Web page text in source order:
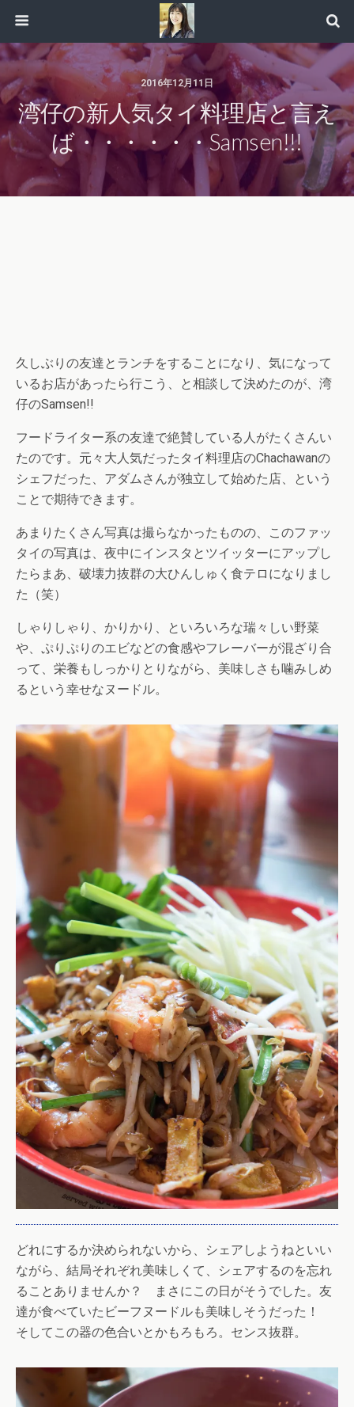
2016年12月11日
湾仔の新人気タイ料理店と言え
ば・・・・・・Samsen!!!
久しぶりの友達とランチをすることになり、気になって
いるお店があったら行こう、と相談して決めたのが、湾
仔のSamsen!!
フードライター系の友達で絶賛している人がたくさんい
たのです。元々大人気だったタイ料理店のChachawanの
シェフだった、アダムさんが独立して始めた店、という
ことで期待できます。
あまりたくさん写真は撮らなかったものの、このファッ
タイの写真は、夜中にインスタとツイッターにアップし
たらまあ、破壊力抜群の大ひんしゅく食テロになりまし
た（笑）
しゃりしゃり、かりかり、といろいろな瑞々しい野菜
や、ぷりぷりのエビなどの食感やフレーバーが混ざり合
って、栄養もしっかりとりながら、美味しさも噛みしめ
るという幸せなヌードル。
どれにするか決められないから、シェアしようねといい
ながら、結局それぞれ美味しくて、シェアするのを忘れ
ることありませんか？ まさにこの日がそうでした。友
達が食べていたビーフヌードルも美味しそうだった！
そしてこの器の色合いとかもろもろ。センス抜群。